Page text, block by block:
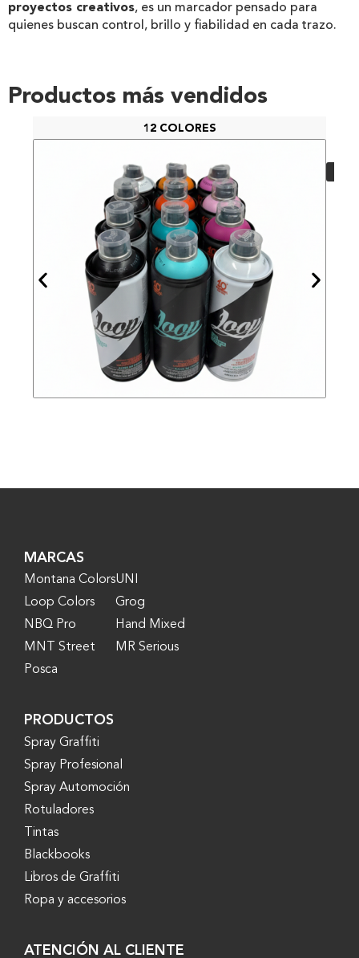
proyectos creativos, es un marcador pensado para
quienes buscan control, brillo y fiabilidad en cada trazo.
Productos más vendidos
12 COLORES
MARCAS
Montana Colors
Loop Colors
NBQ Pro
MNT Street
Posca
UNI
Grog
Hand Mixed
MR Serious
PRODUCTOS
Spray Graffiti
Spray Profesional
Spray Automoción
Rotuladores
Tintas
Blackbooks
Libros de Graffiti
Ropa y accesorios
ATENCIÓN AL CLIENTE